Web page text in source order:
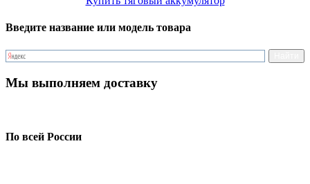
Введите название или модель товара
Мы выполняем доставку
По всей России